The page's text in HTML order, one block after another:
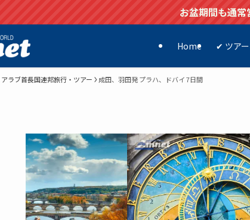
お盆期間も通常
Home ✔ ツア
アラブ首長国連邦旅行・ツアー 成田、羽田発 プラハ、ドバイ 7日間